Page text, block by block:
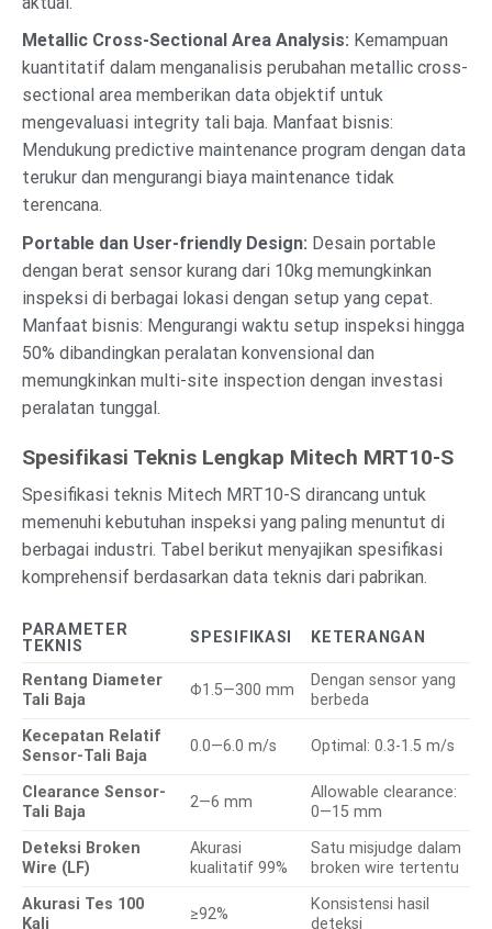
Metallic Cross-Sectional Area Analysis: Kemampuan
kuantitatif dalam menganalisis perubahan metallic cross-
sectional area memberikan data objektif untuk
mengevaluasi integrity tali baja. Manfaat bisnis:
Mendukung predictive maintenance program dengan data
terukur dan mengurangi biaya maintenance tidak
terencana.
Portable dan User-friendly Design: Desain portable
dengan berat sensor kurang dari 10kg memungkinkan
inspeksi di berbagai lokasi dengan setup yang cepat.
Manfaat bisnis: Mengurangi waktu setup inspeksi hingga
50% dibandingkan peralatan konvensional dan
memungkinkan multi-site inspection dengan investasi
peralatan tunggal.
Spesifikasi Teknis Lengkap Mitech MRT10-S
Spesifikasi teknis Mitech MRT10-S dirancang untuk
memenuhi kebutuhan inspeksi yang paling menuntut di
berbagai industri. Tabel berikut menyajikan spesifikasi
komprehensif berdasarkan data teknis dari pabrikan.
PARAMETER
TEKNIS
SPESIFIKASI KETERANGAN
Rentang Diameter
Tali Baja
Φ1.5—300 mm
Dengan sensor yang
berbeda
Kecepatan Relatif
Sensor-Tali Baja
0.0—6.0 m/s Optimal: 0.3-1.5 m/s
Clearance Sensor-
Tali Baja
2—6 mm
Allowable clearance:
0—15 mm
Deteksi Broken
Wire (LF)
Akurasi
kualitatif 99%
Satu misjudge dalam
broken wire tertentu
Akurasi Tes 100
Kali
≥92%
Konsistensi hasil
deteksi